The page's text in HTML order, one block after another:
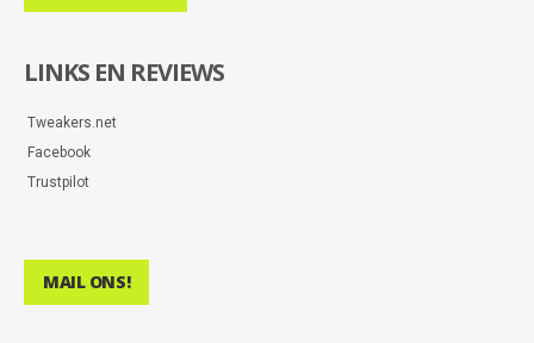
LINKS EN REVIEWS
Tweakers.net
Facebook
Trustpilot
MAIL ONS!